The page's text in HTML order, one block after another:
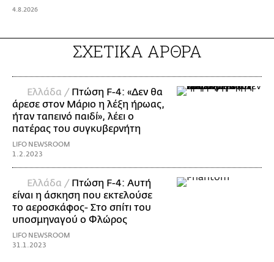
4.8.2026
ΣΧΕΤΙΚΑ ΑΡΘΡΑ
Ελλάδα / Πτώση F-4: «Δεν θα
άρεσε στον Μάριο η λέξη ήρωας,
ήταν ταπεινό παιδί», λέει ο
πατέρας του συγκυβερνήτη
LIFO NEWSROOM
1.2.2023
Ελλάδα / Πτώση F-4: Αυτή
είναι η άσκηση που εκτελούσε
το αεροσκάφος- Στο σπίτι του
υποσμηναγού ο Φλώρος
LIFO NEWSROOM
31.1.2023